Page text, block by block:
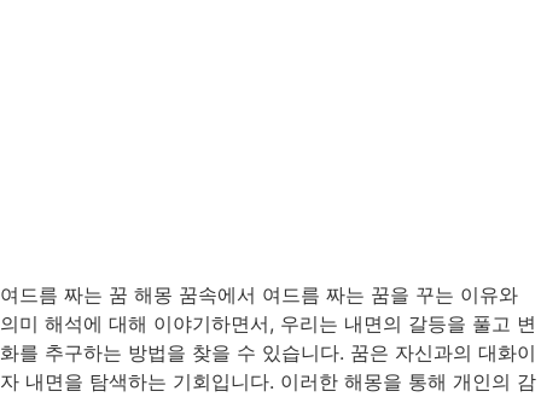
여드름 짜는 꿈 해몽 꿈속에서 여드름 짜는 꿈을 꾸는 이유와
의미 해석에 대해 이야기하면서, 우리는 내면의 갈등을 풀고 변
화를 추구하는 방법을 찾을 수 있습니다. 꿈은 자신과의 대화이
자 내면을 탐색하는 기회입니다. 이러한 해몽을 통해 개인의 감